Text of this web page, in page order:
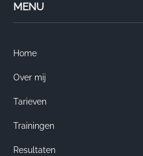
MENU
Home
Over mij
Tarieven
Trainingen
Resultaten